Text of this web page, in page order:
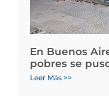
En Buenos
pobres se
Leer Más >>